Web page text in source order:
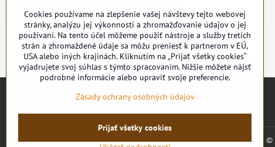
PIVO
MEME
©
Cookies používame na zlepšenie vašej návštevy tejto webovej
stránky, analýzu jej výkonnosti a zhromažďovanie údajov o jej
používaní. Na tento účel môžeme použiť nástroje a služby tretích
strán a zhromaždené údaje sa môžu preniesť k partnerom v EÚ,
USA alebo iných krajinách. Kliknutím na „Prijať všetky cookies“
vyjadrujete svoj súhlas s týmto spracovaním. Nižšie môžete nájsť
podrobné informácie alebo upraviť svoje preferencie.
Zásady ochrany osobných údajov
Prijať všetky cookies